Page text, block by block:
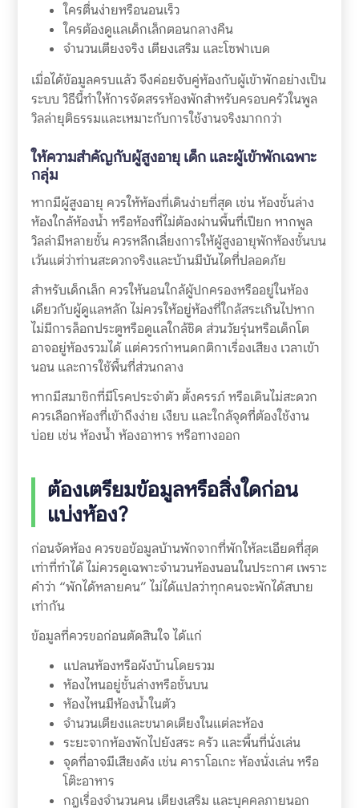
ใครตื่นง่ายหรือนอนเร็ว
ใครต้องดูแลเด็กเล็กตอนกลางคืน
จำนวนเตียงจริง เตียงเสริม และโซฟาเบด
เมื่อได้ข้อมูลครบแล้ว จึงค่อยจับคู่ห้องกับผู้เข้าพักอย่างเป็น
ระบบ วิธีนี้ทำให้การจัดสรรห้องพักสำหรับครอบครัวในพูล
วิลล่ายุติธรรมและเหมาะกับการใช้งานจริงมากกว่า
ให้ความสำคัญกับผู้สูงอายุ เด็ก และผู้เข้าพักเฉพาะ
กลุ่ม
หากมีผู้สูงอายุ ควรให้ห้องที่เดินง่ายที่สุด เช่น ห้องชั้นล่าง
ห้องใกล้ห้องน้ำ หรือห้องที่ไม่ต้องผ่านพื้นที่เปียก หากพูล
วิลล่ามีหลายชั้น ควรหลีกเลี่ยงการให้ผู้สูงอายุพักห้องชั้นบน
เว้นแต่ว่าท่านสะดวกจริงและบ้านมีบันไดที่ปลอดภัย
สำหรับเด็กเล็ก ควรให้นอนใกล้ผู้ปกครองหรืออยู่ในห้อง
เดียวกับผู้ดูแลหลัก ไม่ควรให้อยู่ห้องที่ใกล้สระเกินไปหาก
ไม่มีการล็อกประตูหรือดูแลใกล้ชิด ส่วนวัยรุ่นหรือเด็กโต
อาจอยู่ห้องรวมได้ แต่ควรกำหนดกติกาเรื่องเสียง เวลาเข้า
นอน และการใช้พื้นที่ส่วนกลาง
หากมีสมาชิกที่มีโรคประจำตัว ตั้งครรภ์ หรือเดินไม่สะดวก
ควรเลือกห้องที่เข้าถึงง่าย เงียบ และใกล้จุดที่ต้องใช้งาน
บ่อย เช่น ห้องน้ำ ห้องอาหาร หรือทางออก
ต้องเตรียมข้อมูลหรือสิ่งใดก่อน
แบ่งห้อง?
ก่อนจัดห้อง ควรขอข้อมูลบ้านพักจากที่พักให้ละเอียดที่สุด
เท่าที่ทำได้ ไม่ควรดูเฉพาะจำนวนห้องนอนในประกาศ เพราะ
คำว่า “พักได้หลายคน” ไม่ได้แปลว่าทุกคนจะพักได้สบาย
เท่ากัน
ข้อมูลที่ควรขอก่อนตัดสินใจ ได้แก่
แปลนห้องหรือผังบ้านโดยรวม
ห้องไหนอยู่ชั้นล่างหรือชั้นบน
ห้องไหนมีห้องน้ำในตัว
จำนวนเตียงและขนาดเตียงในแต่ละห้อง
ระยะจากห้องพักไปยังสระ ครัว และพื้นที่นั่งเล่น
จุดที่อาจมีเสียงดัง เช่น คาราโอเกะ ห้องนั่งเล่น หรือ
โต๊ะอาหาร
กฎเรื่องจำนวนคน เตียงเสริม และบุคคลภายนอก